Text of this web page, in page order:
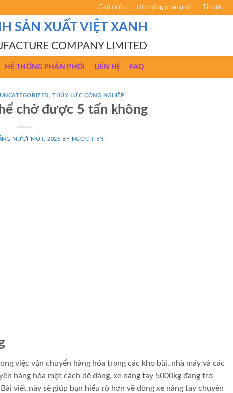
Giới thiệu Hệ thống phân phối Tin tức
SẢN XUẤT VIỆT XANH
COMPANY LIMITED
HỆ THỐNG PHÂN PHỐI LIÊN HỆ FAQ
UNCATEGORIZED THỦY LỰC CÔNG NGHIỆP
chở được 5 tấn không
MƯỜI MỘT, 2025 BY NGOC TIEN
việc vận chuyển hàng hóa trong các kho bãi, nhà máy và các
hàng hóa một cách dễ dàng, xe nâng tay 5000kg đang trở
viết này sẽ giúp bạn hiểu rõ hơn về dòng xe nâng tay chuyên